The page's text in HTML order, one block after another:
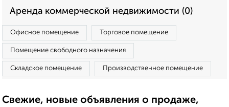
Аренда коммерческой недвижимости (0)
Офисное помещение Торговое помещение
Помещение свободного назначения
Складское помещение Производственное помещение
Свежие, новые объявления о продаже,